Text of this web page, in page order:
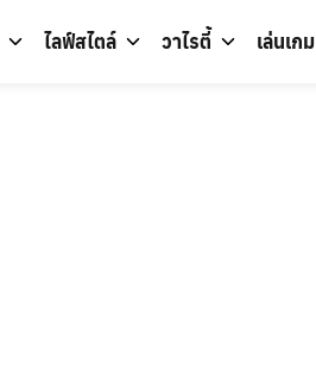
ไลฟ์สไตล์ วาไรตี้ เล่นเกม